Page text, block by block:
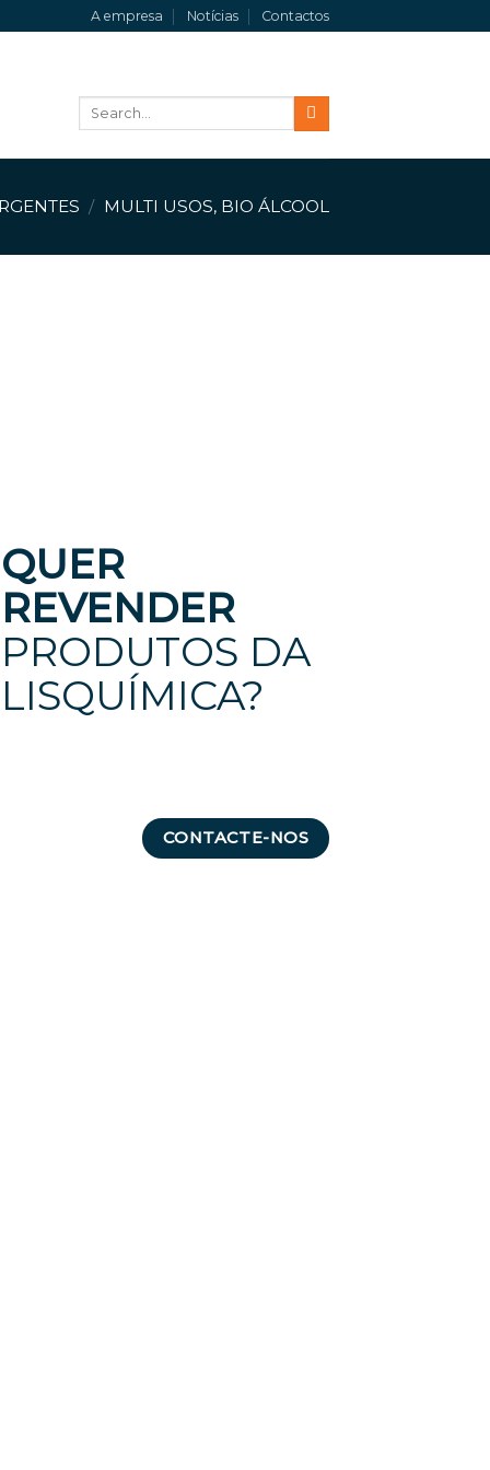
A empresa Notícias Contactos
/ MULTI USOS, BIO ÁLCOOL
QUER
REVENDER
PRODUTOS DA
LISQUÍMICA?
CONTACTE-NOS